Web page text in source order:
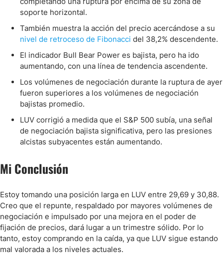
soporte horizontal.
También muestra la acción del precio acercándose a su
nivel de retroceso de Fibonacci del 38,2% descendente.
El indicador Bull Bear Power es bajista, pero ha ido
aumentando, con una línea de tendencia ascendente.
Los volúmenes de negociación durante la ruptura de ayer
fueron superiores a los volúmenes de negociación
bajistas promedio.
LUV corrigió a medida que el S&P 500 subía, una señal
de negociación bajista significativa, pero las presiones
alcistas subyacentes están aumentando.
Mi Conclusión
Estoy tomando una posición larga en LUV entre 29,69 y 30,88.
Creo que el repunte, respaldado por mayores volúmenes de
negociación e impulsado por una mejora en el poder de
fijación de precios, dará lugar a un trimestre sólido. Por lo
tanto, estoy comprando en la caída, ya que LUV sigue estando
mal valorada a los niveles actuales.